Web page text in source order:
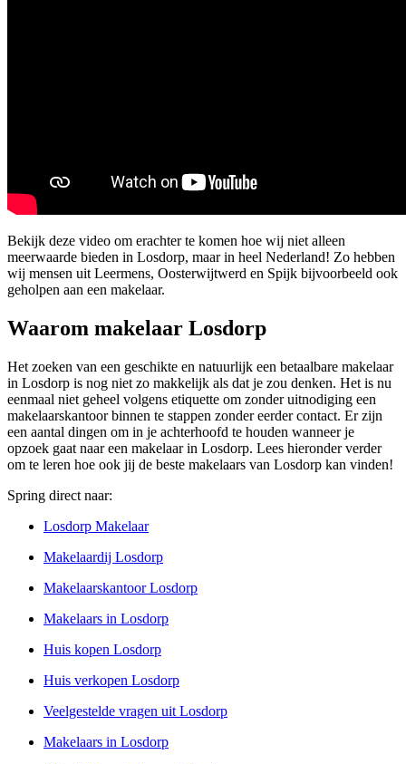
Bekijk deze video om erachter te komen hoe wij niet alleen
meerwaarde bieden in Losdorp, maar in heel Nederland! Zo hebben
wij mensen uit Leermens, Oosterwijtwerd en Spijk bijvoorbeeld ook
geholpen aan een makelaar.
Waarom makelaar Losdorp
Het zoeken van een geschikte en natuurlijk een betaalbare makelaar
in Losdorp is nog niet zo makkelijk als dat je zou denken. Het is nu
eenmaal niet geheel volgens etiquette om zonder uitnodiging een
makelaarskantoor binnen te stappen zonder eerder contact. Er zijn
een aantal dingen om in je achterhoofd te houden wanneer je
opzoek gaat naar een makelaar in Losdorp. Lees hieronder verder
om te leren hoe ook jij de beste makelaars van Losdorp kan vinden!
Spring direct naar:
Losdorp Makelaar
Makelaardij Losdorp
Makelaarskantoor Losdorp
Makelaars in Losdorp
Huis kopen Losdorp
Huis verkopen Losdorp
Veelgestelde vragen uit Losdorp
Makelaars in Losdorp